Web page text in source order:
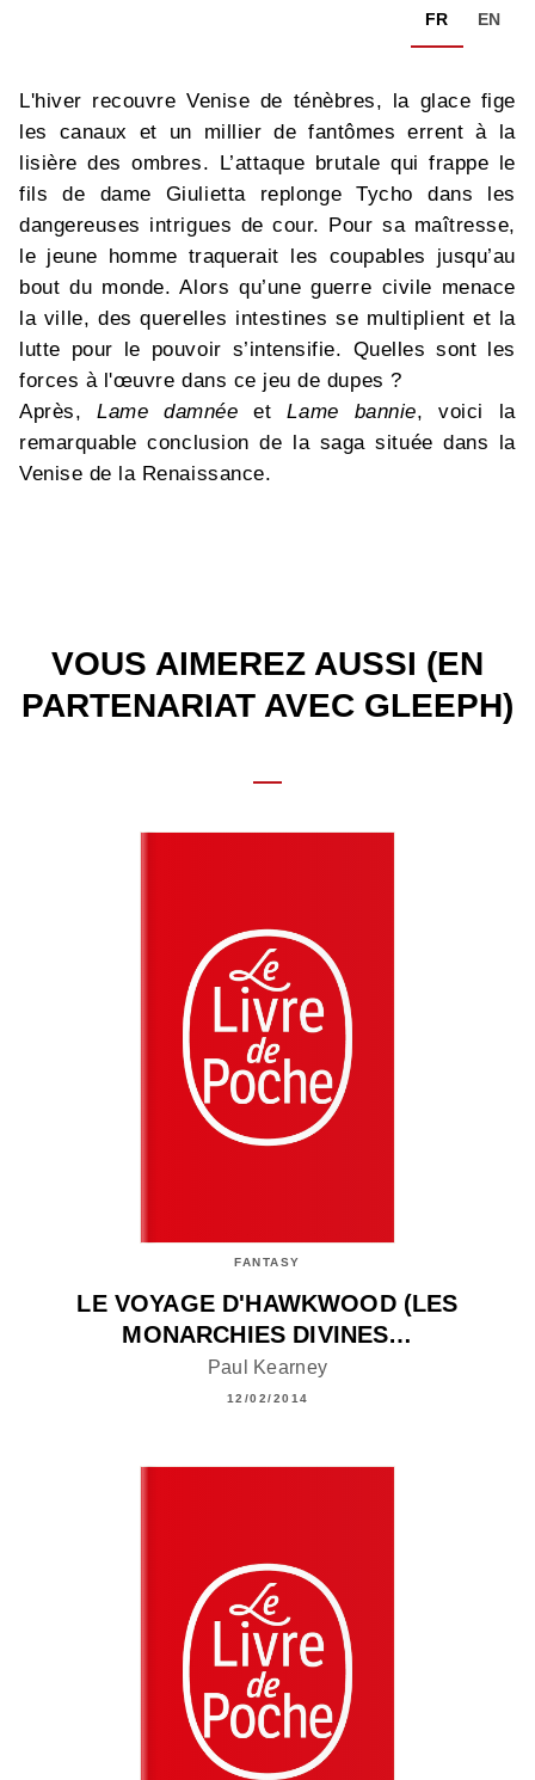
FR EN
L'hiver recouvre Venise de ténèbres, la glace fige
les canaux et un millier de fantômes errent à la
lisière des ombres. L’attaque brutale qui frappe le
fils de dame Giulietta replonge Tycho dans les
dangereuses intrigues de cour. Pour sa maîtresse,
le jeune homme traquerait les coupables jusqu’au
bout du monde. Alors qu’une guerre civile menace
la ville, des querelles intestines se multiplient et la
lutte pour le pouvoir s’intensifie. Quelles sont les
forces à l'œuvre dans ce jeu de dupes ?
Après,Lame damnée etLame bannie, voici la
remarquable conclusion de la saga située dans la
Venise de la Renaissance.
VOUS AIMEREZ AUSSI (EN
PARTENARIAT AVEC GLEEPH)
FANTASY
LE VOYAGE D'HAWKWOOD (LES
MONARCHIES DIVINES…
Paul Kearney
12/02/2014